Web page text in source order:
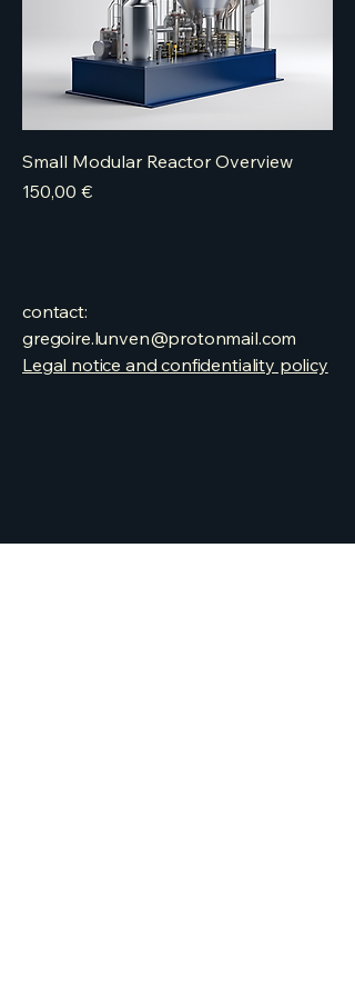
Small Modular Reactor Overview
Price
150,00 €
contact:
gregoire.lunven@protonmail.com
Legal notice and confidentiality policy